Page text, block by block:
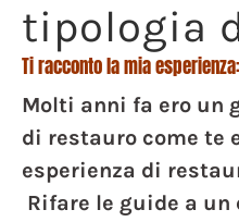
tipologia
Ti racconto la mia esperienza:
Molti anni fa ero un
di restauro come te
esperienza di
Rifare le guide a un